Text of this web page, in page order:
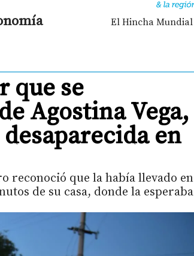
El Hincha Mundial
que se
Agostina Vega,
en
reconoció que la había llevado en
de su casa, donde la esperaba